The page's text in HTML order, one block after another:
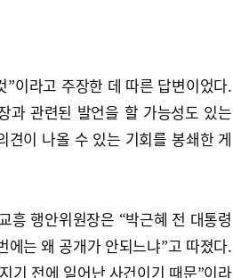
이라고 주장한 데 따른 답변이었다.
과 관련된 발언을 할 가능성도 있는
견이 나올 수 있는 기회를 봉쇄한 게
흥 행안위원장은 “박근혜 전 대통령
에는 왜 공개가 안되느냐”고 따졌다.
기 전에 일어난 사건이기 때문”이라